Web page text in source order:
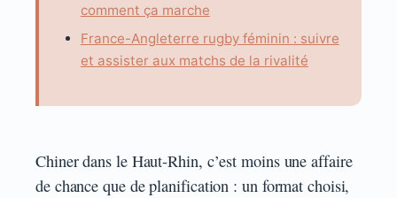
comment ça marche
France-Angleterre rugby féminin : suivre
et assister aux matchs de la rivalité
Chiner dans le Haut-Rhin, c’est moins une affaire
de chance que de planification : un format choisi,